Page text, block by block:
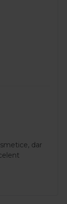
dar